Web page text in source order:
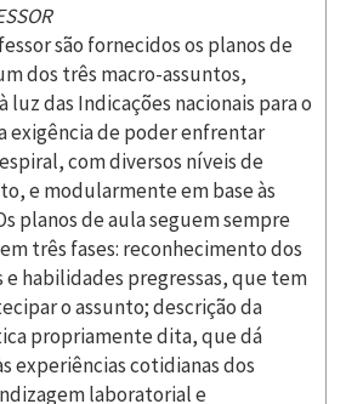
são fornecidos os planos de
dos três macro-assuntos,
luz das Indicações nacionais para o
exigência de poder enfrentar
com diversos níveis de
e modularmente em base às
planos de aula seguem sempre
três fases: reconhecimento dos
habilidades pregressas, que tem
o assunto; descrição da
propriamente dita, que dá
experiências cotidianas dos
laboratorial e